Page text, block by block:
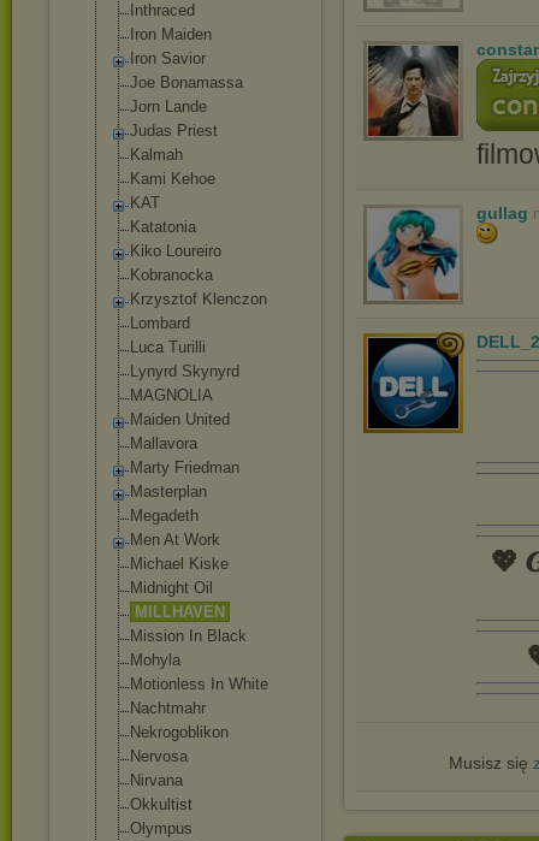
Inthraced
Iron Maiden
Iron Savior
Joe Bonamassa
Jorn Lande
Judas Priest
Kalmah
Kami Kehoe
KAT
Katatonia
Kiko Loureiro
Kobranocka
Krzysztof Klenczon
Lombard
Luca Turilli
Lynyrd Skynyrd
MAGNOLIA
Maiden United
Mallavora
Marty Friedman
Masterplan
Megadeth
Men At Work
Michael Kiske
Midnight Oil
MILLHAVEN
Mission In Black
Mohyla
Motionless In White
Nachtmahr
Nekrogoblikon
Nervosa
Nirvana
Okkultist
Olympus
gullag
💖
Musisz się